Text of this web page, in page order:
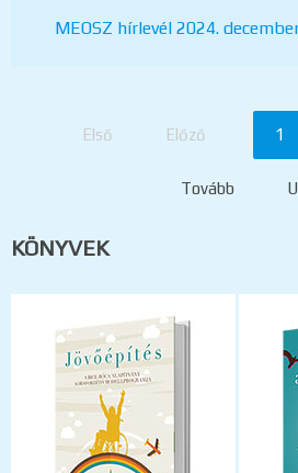
MEOSZ hírlevél 2024.
Első Előző 1
Tovább
KÖNYVEK